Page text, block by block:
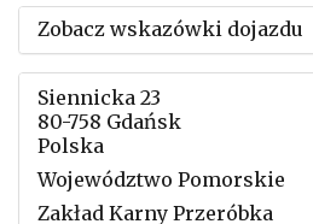
Zobacz wskazówki dojazdu
Siennicka 23
80-758 Gdańsk
Polska
Województwo Pomorskie
Zakład Karny Przeróbka